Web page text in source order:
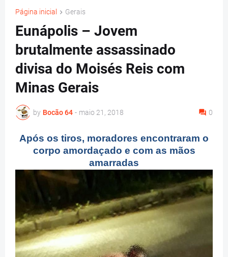
Página inicial Gerais
Eunápolis – Jovem
brutalmente assassinado
divisa do Moisés Reis com
Minas Gerais
by Bocão 64 - maio 21, 2018 0
Após os tiros, moradores encontraram o
corpo amordaçado e com as mãos
amarradas